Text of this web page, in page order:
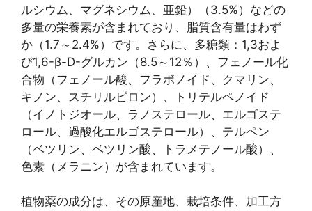
ルシウム、マグネシウム、亜鉛）（3.5%）などの
多量の栄養素が含まれており、脂質含有量はわず
か（1.7～2.4%）です。さらに、多糖類：1,3およ
び1,6-β-D-グルカン（8.5～12％）、フェノール化
合物（フェノール酸、フラボノイド、クマリン、
キノン、スチリルピロン）、トリテルペノイド
（イノトジオール、ラノステロール、エルゴステ
ロール、過酸化エルゴステロール）、テルペン
（ベツリン、ベツリン酸、トラメテノール酸）、
色素（メラニン）が含まれています。
植物薬の成分は、その原産地、栽培条件、加工方